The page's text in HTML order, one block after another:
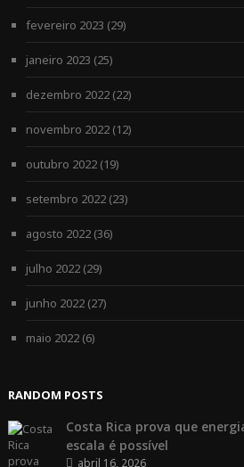
fevereiro 2023 (29)
janeiro 2023 (25)
dezembro 2022(22)
novembro 2022(12)
outubro 2022(19)
setembro 2022(23)
agosto 2022(36)
julho 2022(29)
junho 2022(27)
maio 2022(6)
RANDOM POSTS
Costa Rica prova que
escala é possível
abril 16, 2026